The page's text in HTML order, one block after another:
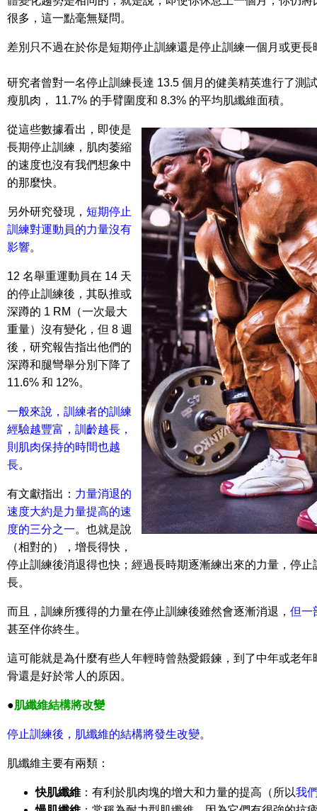
很多，這一點毫無疑問。
差別只不過在於你是短期停止訓練還是停止訓練一個月或更長
研究者曾對一名停止訓練長達 13.5 個月的健美精英進行了測
瘦肌肉， 11.7% 的手臂圍度和 8.3% 的平均肌纖維面積。
從這些數據看出，即使是
長期停止訓練，肌肉萎縮
的速度也沒有我們想象中
的那麼快。
另外研究發現， 短期停止
訓練對運動員的力量沒有
影響。
12 名舉重運動員在 14 天
的停止訓練後，其臥推或
深蹲的 1 RM（一次最大
重量）沒有變化，但 8 週
後，研究報告指出他們的
深蹲和腿彎舉分別下降了
11.6% 和 12%。
一般來說，訓練者的訓練
經驗越豐富，訓齡越長，
則肌肉保持的時間也越
長。
有文獻指出： 力量消退的
速度大約是力量提高的速
度的三分之一。也就是說
（相對的），增長得快，
停止訓練後消退得也快；經過長時期逐漸練出來的力量，停止
長。
而且，訓練所獲得的力量在停止訓練後雖然會逐漸消退， 但一
甚至伴你終生。
這可能就是為什麼有些人年輕時曾熱愛鍛鍊，到了中年或老
骨還是好於常人的原因。
●肌纖維結構將改變
停止訓練後，肌纖維的結構將發生改變。
肌纖維主要有兩類：
快肌纖維 ：有利於肌肉塊的增大和力量的提高（所以我